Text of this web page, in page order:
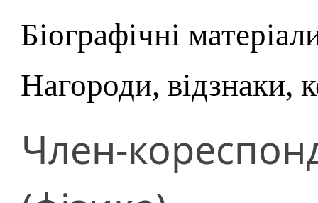
Біографічні
Нагороди, відзнаки,
Член-